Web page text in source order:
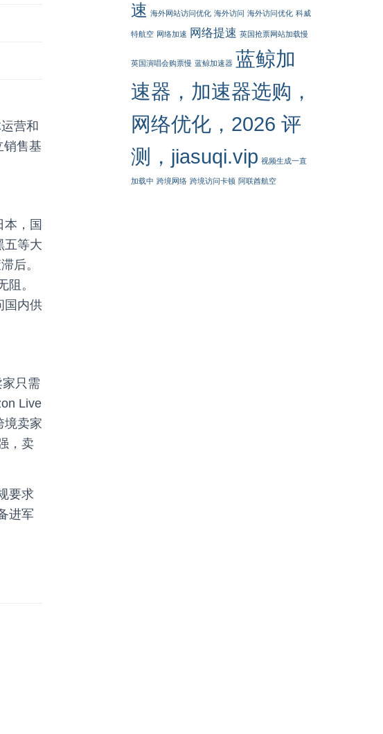
营和
销售基
，国
五等大
后。
。
国内供
只需
Live
境卖家
，卖
要求
进军
速 海外网站访问优化 海外访问 海外访问优化 科威
特航空 网络加速 网络提速 英国抢票网站加载慢
英国演唱会购票慢 蓝鲸加速器 蓝鲸加
速器，加速器选购，
网络优化，2026 评
测，jiasuqi.vip 视频生成一直
加载中 跨境网络 跨境访问卡顿 阿联酋航空